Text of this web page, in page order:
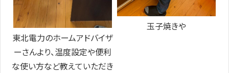
東北電力のホームアドバイザ
ーさんより、温度設定や便利
な使い方など教えていただき
玉子焼きや